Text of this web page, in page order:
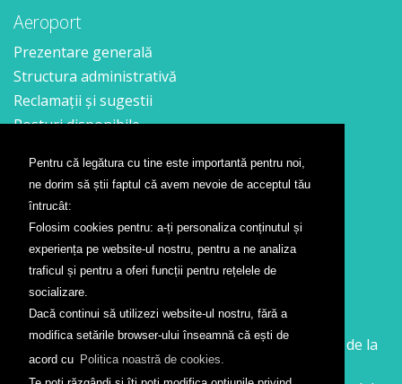
Pentru că legătura cu tine este importantă pentru noi,
ne dorim să știi faptul că avem nevoie de acceptul tău
întrucât:
Folosim cookies pentru: a-ți personaliza conținutul și
experiența pe website-ul nostru, pentru a ne analiza
traficul și pentru a oferi funcții pentru rețelele de
socializare.
Dacă continui să utilizezi website-ul nostru, fără a
modifica setările browser-ului înseamnă că ești de
acord cu Politica noastră de cookies.
Aeroport
Prezentare generală
Structura administrativă
Reclamații și sugestii
Posturi disponibile
Contact
Formular contact
Localizare
Presă
Companii aeriene
Wizz Air
Călătorește la Sibiu cu Wizz Air. Zboruri începând de la
26 GBP